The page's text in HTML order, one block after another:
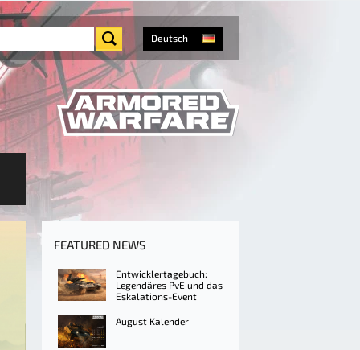
Deutsch
FEATURED NEWS
Entwicklertagebuch:
Legendäres PvE und das
Eskalations-Event
August Kalender